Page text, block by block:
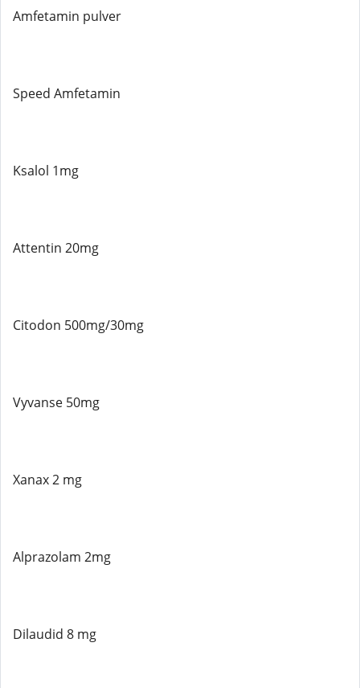
Amfetamin pulver
Speed ​​Amfetamin
Ksalol 1mg
Attentin 20mg
Citodon 500mg/30mg
Vyvanse 50mg
Xanax 2 mg
Alprazolam 2mg
Dilaudid 8 mg